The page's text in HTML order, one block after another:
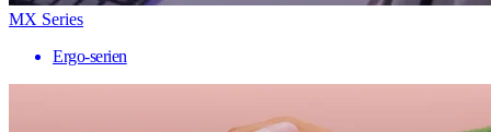
MX Series
Ergo-serien